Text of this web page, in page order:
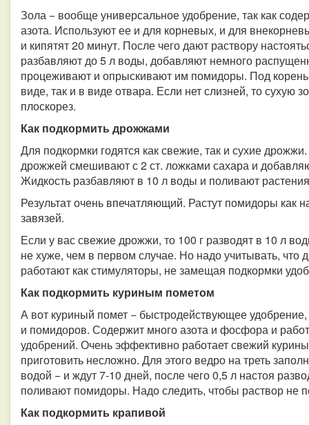
Зола − вообще универсальное удобрение, так как
азота. Используют ее и для корневых, и для
и кипятят 20 минут. После чего дают раствору
разбавляют до 5 л воды, добавляют немного
процеживают и опрыскивают им помидоры. Под корень
виде, так и в виде отвара. Если нет слизней, то сухую
плоскорез.
Как подкормить дрожжами
Для подкормки годятся как свежие, так и сухие
дрожжей смешивают с 2 ст. ложками сахара и
Жидкость разбавляют в 10 л воды и поливают
Результат очень впечатляющий. Растут помидоры как
завязей.
Если у вас свежие дрожжи, то 100 г разводят в 10 л
не хуже, чем в первом случае. Но надо учитывать,
работают как стимуляторы, не замещая подкормки
Как подкормить куриным пометом
А вот куриный помет − быстродействующее
и помидоров. Содержит много азота и фосфора и
удобрений. Очень эффективно работает свежий
приготовить несложно. Для этого ведро на треть
водой − и ждут 7-10 дней, после чего 0,5 л настоя
поливают помидоры. Надо следить, чтобы раствор не
Как подкормить крапивой